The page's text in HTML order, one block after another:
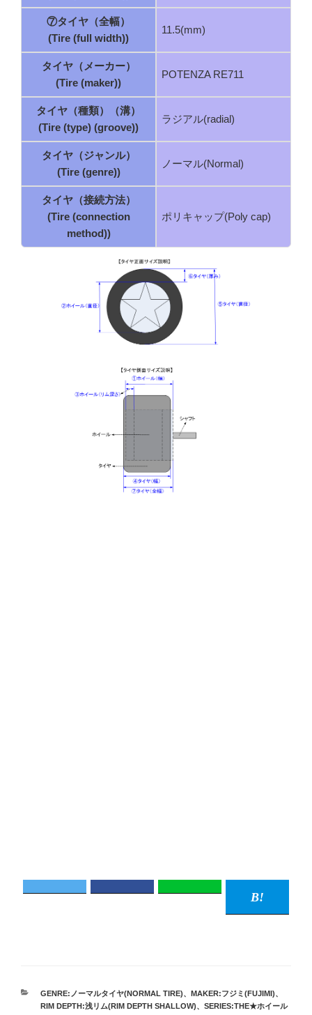
⑦タイヤ（全幅）
(Tire (full width))
11.5(mm)
タイヤ（メーカー）
(Tire (maker))
POTENZA RE711
タイヤ（種類）（溝）
(Tire (type) (groove))
ラジアル(radial)
タイヤ（ジャンル）
(Tire (genre))
ノーマル(Normal)
タイヤ（接続方法）
(Tire (connection
method))
ポリキャップ(Poly cap)
カ
テ
GENRE:ノーマルタイヤ(NORMAL TIRE)、 MAKER:フジミ(FUJIMI)、
RIM DEPTH:浅リム(RIM DEPTH SHALLOW)、 SERIES:THE★ホイール